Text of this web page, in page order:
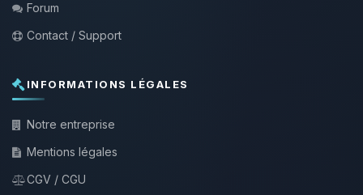
Forum
Contact / Support
INFORMATIONS LÉGALES
Notre entreprise
Mentions légales
CGV / CGU